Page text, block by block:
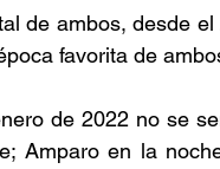
de ambos, desde
favorita de
de 2022 no se
Amparo en la